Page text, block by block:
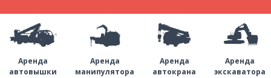
Аренда
автовышки
Аренда
манипулятора
Аренда
автокрана
Аренда
экскаватора